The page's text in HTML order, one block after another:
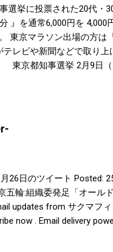
選挙に投票された20代・
』を通常6,000円を 4,000
東京マラソン出場の方
レビや新聞などで取り
東京都知事選挙 2月9日
入…都知事選に巨費「５
ン 2014 | 東京がひとつに
ソン割」でと事前にご
との併用はできません。
26日のツイート Posted:
五輪:組織委発足「オール
updates from サクマフ
now . Email delivery